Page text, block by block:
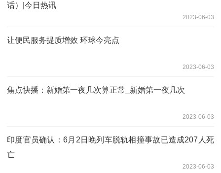
话）|今日热讯
2023-06-03
让便民服务提质增效 环球今亮点
2023-06-03
焦点快播：新婚第一夜几次算正常_新婚第一夜几次
2023-06-03
印度官员确认：6月2日晚列车脱轨相撞事故已造成207人死
亡
2023-06-03